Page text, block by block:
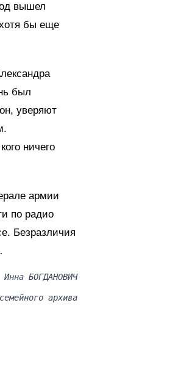
вышел
бы еще
был
уверяют
ничего
армии
по радио
Безразличия
Инна БОГДАНОВИЧ
архива